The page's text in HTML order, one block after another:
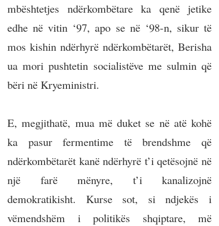
mbështetjes ndërkombëtare ka qenë jetike
edhe në vitin ‘97, apo se në ‘98-n, sikur të
mos kishin ndërhyrë ndërkombëtarët, Berisha
ua mori pushtetin socialistëve me sulmin që
bëri në Kryeministri.
E, megjithatë, mua më duket se në atë kohë
ka pasur fermentime të brendshme që
ndërkombëtarët kanë ndërhyrë t’i qetësojnë në
një farë mënyre, t’i kanalizojnë
demokratikisht. Kurse sot, si ndjekës i
vëmendshëm i politikës shqiptare, më